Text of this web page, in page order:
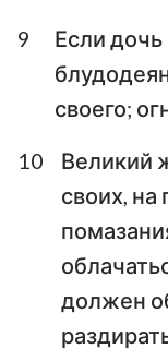
9
Если
своего;
10
Великий
своих, на
должен